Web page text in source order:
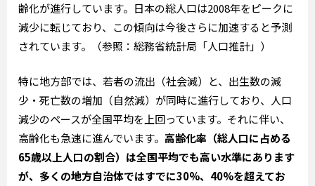
齢化が進行しています。日本の総人口は2008年をピークに
減少に転じており、この傾向は今後さらに加速すると予測
されています。（参照：総務省統計局「人口推計」）
特に地方部では、若者の流出（社会減）と、出生数の減
少・死亡数の増加（自然減）が同時に進行しており、人口
減少のペースが全国平均を上回っています。それに伴い、
高齢化も急速に進んでいます。 高齢化率（総人口に占める
65歳以上人口の割合）は全国平均でも高い水準にあります
が、多くの地方自治体ではすでに30%、40%を超えてお